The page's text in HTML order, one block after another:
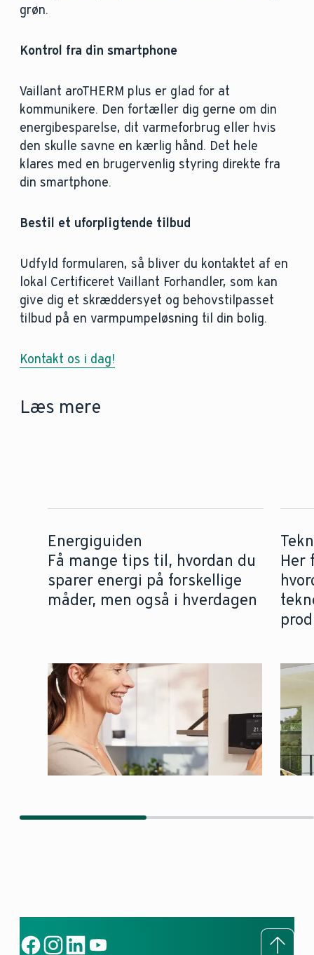
grøn.
Kontrol fra din smartphone
Vaillant aroTHERM plus er glad for at
kommunikere. Den fortæller dig gerne om din
energibesparelse, dit varmeforbrug eller hvis
den skulle savne en kærlig hånd. Det hele
klares med en brugervenlig styring direkte fra
din smartphone.
Bestil et uforpligtende tilbud
Udfyld formularen, så bliver du kontaktet af en
lokal Certificeret Vaillant Forhandler, som kan
give dig et skræddersyet og behovstilpasset
tilbud på en varmpumpeløsning til din bolig.
Kontakt os i dag!
Læs mere
Energiguiden
Få mange tips til, hvordan du
sparer energi på forskellige
måder, men også i hverdagen
Her
To